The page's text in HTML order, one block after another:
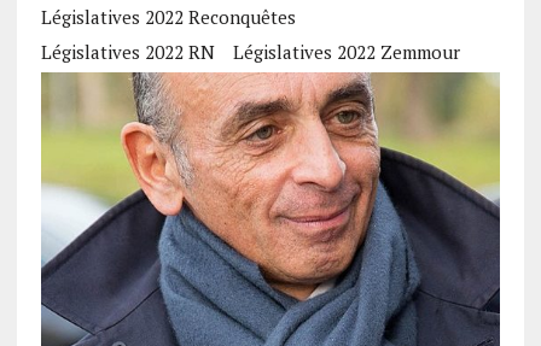
Législatives 2022 Reconquêtes
Législatives 2022 RN
Législatives 2022 Zemmour